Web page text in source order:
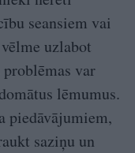
seansiem vai
uzlabot
var
lēmumus.
piedāvājumiem,
saziņu un